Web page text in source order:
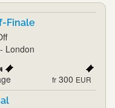
Finale
London
fr 300 EUR